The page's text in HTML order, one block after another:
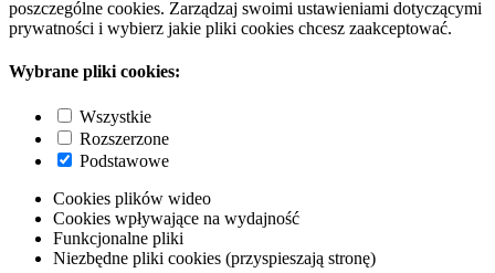
poszczególne cookies. Zarządzaj swoimi ustawieniami dotyczącymi
prywatności i wybierz jakie pliki cookies chcesz zaakceptować.
Wybrane pliki cookies:
Wszystkie
Rozszerzone
Podstawowe
Cookies plików wideo
Cookies wpływające na wydajność
Funkcjonalne pliki
Niezbędne pliki cookies (przyspieszają stronę)